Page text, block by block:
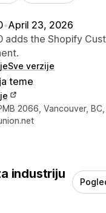
•April 23, 2026
adds the Shopify
Sve verzije
teme
dizajnera
2066, Vancouver,
industriju